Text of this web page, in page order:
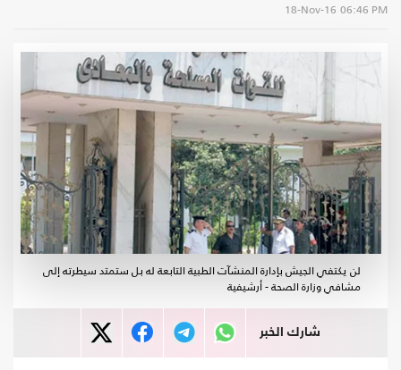
18-Nov-16 06:46 PM
لن يكتفي الجيش بإدارة المنشآت الطبية التابعة له بل ستمتد سيطرته إلى
مشافي وزارة الصحة - أرشيفية
شارك الخبر